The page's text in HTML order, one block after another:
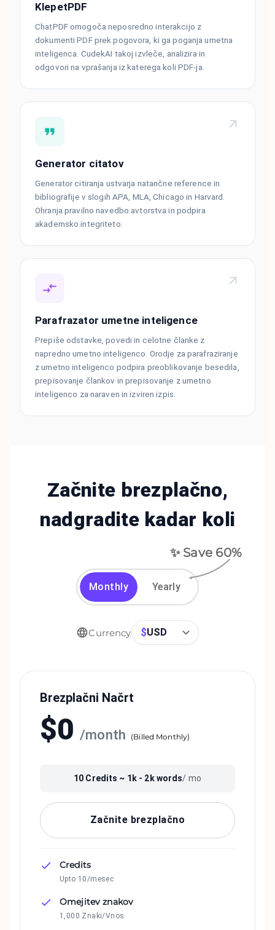
KlepetPDF
ChatPDF omogoča neposredno interakcijo z
dokumenti PDF prek pogovora, ki ga poganja umetna
inteligenca. CudekAI takoj izvleče, analizira in
odgovori na vprašanja iz katerega koli PDF-ja.
Generator citatov
Generator citiranja ustvarja natančne reference in
bibliografije v slogih APA, MLA, Chicago in Harvard.
Ohranja pravilno navedbo avtorstva in podpira
akademsko integriteto.
Parafrazator umetne inteligence
Prepiše odstavke, povedi in celotne članke z
napredno umetno inteligenco. Orodje za parafraziranje
z umetno inteligenco podpira preoblikovanje besedila,
prepisovanje člankov in prepisovanje z umetno
inteligenco za naraven in izviren izpis.
Začnite brezplačno,
nadgradite kadar koli
✨ Save 60%
Monthly Yearly
Currency $USD
Brezplačni Načrt
$0 /month (Billed Monthly)
10 Credits ~ 1k - 2kwords/ mo
Začnite brezplačno
Credits
Upto 10/mesec
Omejitev znakov
1,000 Znaki/Vnos